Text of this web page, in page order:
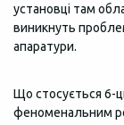
установці там
виникнуть
апаратури.
Що стосується 6-
феноменальним